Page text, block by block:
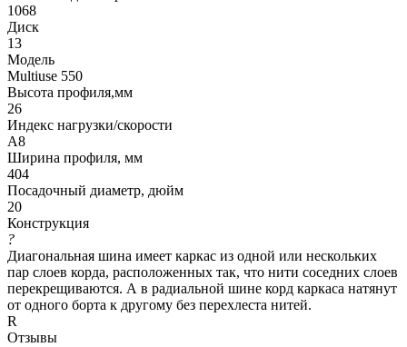
1068
Диск
13
Модель
Multiuse 550
Высота профиля,мм
26
Индекс нагрузки/скорости
A8
Ширина профиля, мм
404
Посадочный диаметр, дюйм
20
Конструкция
?
Диагональная шина имеет каркас из одной или нескольких
пар слоев корда, расположенных так, что нити соседних слоев
перекрещиваются. А в радиальной шине корд каркаса натянут
от одного борта к другому без перехлеста нитей.
R
Отзывы